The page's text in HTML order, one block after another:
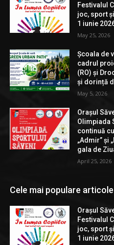
Festivalul
joc, sport
1 iunie
May 25, 2026
Școala de
cadrul
(RO) și
și dorință
May 5, 2026
Orașul
Olimpiada
continuă
„Admir” și
gala de
April 25, 2026
Cele mai populare articole
Orașul
Festivalul
joc, sport
1 iunie